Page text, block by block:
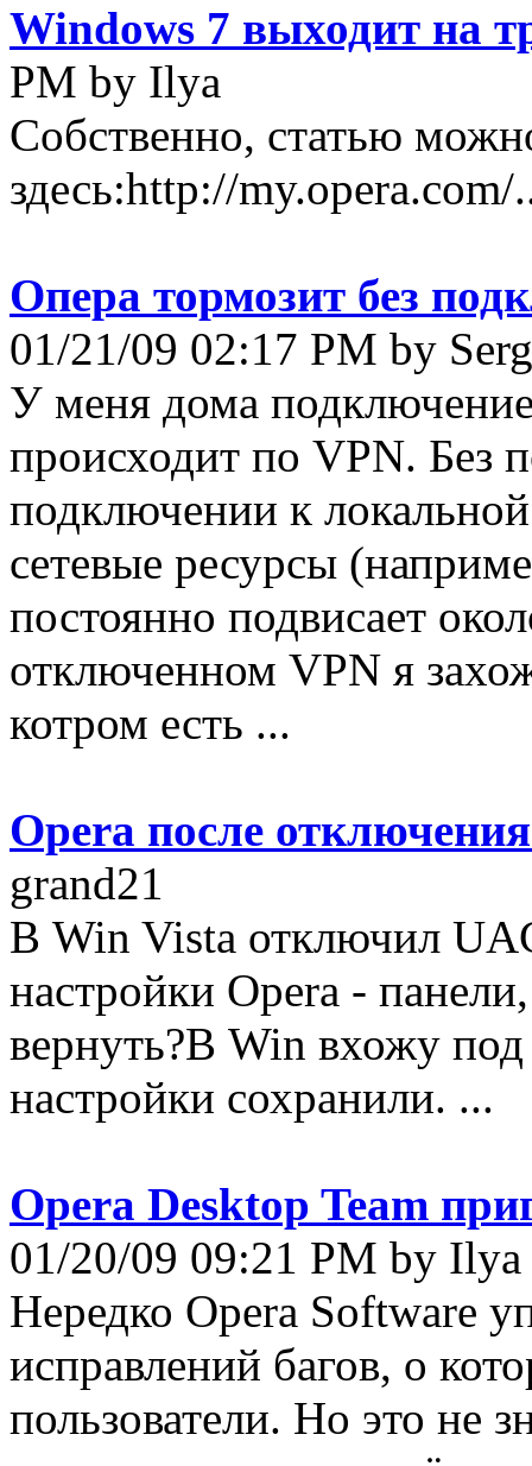
Windows 7 выходит на
PM by Ilya
Собственно, статью
здесь:http://
Опера тормозит без
01/21/09 02:17 PM by
У меня дома
происходит по VPN. Без
подключении к
сетевые ресурсы
постоянно подвисает
отключенном VPN я
котром есть ...
Opera после
grand21
В Win Vista отключил
настройки Opera -
вернуть?В Win вхожу
настройки сохранили. ...
Opera Desktop Team
01/20/09 09:21 PM by Ilya
Нередко Opera Software
исправлений багов, о
пользователи. Но это не